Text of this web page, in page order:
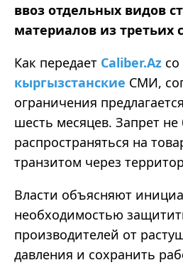
ввоз отдельных видов
материалов из третьих
Как передает Caliber.Az
кыргызстанские СМИ,
ограничения
шесть месяцев. Запрет не
распространяться на
транзитом через
Власти объясняют
необходимостью
производителей от
давления и сохранить